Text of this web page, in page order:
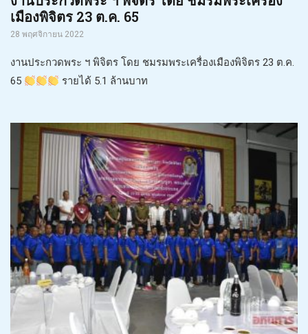
เมืองพิจิตร 23 ต.ค. 65
28 พฤศจิกายน 2022
งานประกวดพระ ฯ พิจิตร โดย ชมรมพระเครื่องเมืองพิจิตร 23 ต.ค.
65
รายได้ 5.1 ล้านบาท